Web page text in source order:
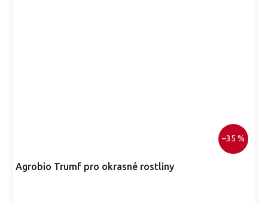
–35 %
Agrobio Trumf pro okrasné rostliny